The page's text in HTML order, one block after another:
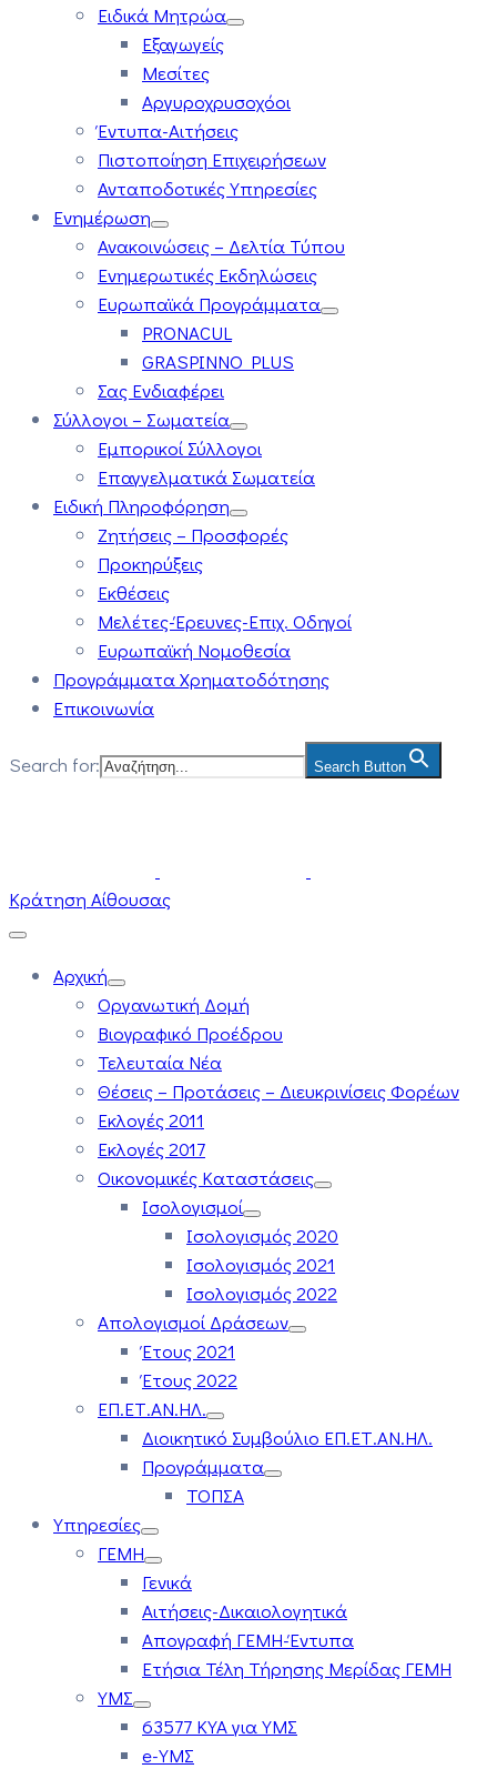
Ειδικά Μητρώα
Εξαγωγείς
Μεσίτες
Αργυροχρυσοχόοι
Έντυπα-Αιτήσεις
Πιστοποίηση Επιχειρήσεων
Ανταποδοτικές Υπηρεσίες
Ενημέρωση
Ανακοινώσεις – Δελτία Τύπου
Ενημερωτικές Εκδηλώσεις
Ευρωπαϊκά Προγράμματα
PRONACUL
GRASPINNO PLUS
Σας Ενδιαφέρει
Σύλλογοι – Σωματεία
Εμπορικοί Σύλλογοι
Επαγγελματικά Σωματεία
Ειδική Πληροφόρηση
Ζητήσεις – Προσφορές
Προκηρύξεις
Εκθέσεις
Μελέτες-Έρευνες-Επιχ. Οδηγοί
Ευρωπαϊκή Νομοθεσία
Προγράμματα Χρηματοδότησης
Επικοινωνία
Search for: Search Button
Κράτηση Αίθουσας
Αρχική
Οργανωτική Δομή
Βιογραφικό Προέδρου
Τελευταία Νέα
Θέσεις – Προτάσεις – Διευκρινίσεις Φορέων
Εκλογές 2011
Εκλογές 2017
Οικονομικές Καταστάσεις
Ισολογισμοί
Ισολογισμός 2020
Ισολογισμός 2021
Ισολογισμός 2022
Απολογισμοί Δράσεων
Έτους 2021
Έτους 2022
ΕΠ.ΕΤ.ΑΝ.ΗΛ.
Διοικητικό Συμβούλιο ΕΠ.ΕΤ.ΑΝ.ΗΛ.
Προγράμματα
ΤΟΠΣΑ
Υπηρεσίες
ΓΕΜΗ
Γενικά
Αιτήσεις-Δικαιολογητικά
Απογραφή ΓΕΜΗ-Έντυπα
Ετήσια Τέλη Τήρησης Μερίδας ΓΕΜΗ
ΥΜΣ
63577 ΚΥΑ για ΥΜΣ
e-ΥΜΣ